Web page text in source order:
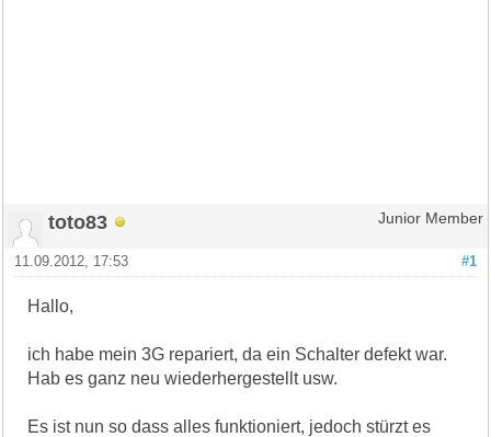
toto83 Junior Member
#1
11.09.2012, 17:53
Hallo,
ich habe mein 3G repariert, da ein Schalter defekt war.
Hab es ganz neu wiederhergestellt usw.
Es ist nun so dass alles funktioniert, jedoch stürzt es